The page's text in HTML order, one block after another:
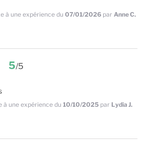
à une expérience du 07/01/2026 par Anne C.
5/5
à une expérience du 10/10/2025 par Lydia J.